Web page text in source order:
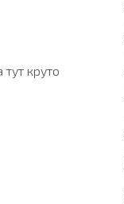
круто